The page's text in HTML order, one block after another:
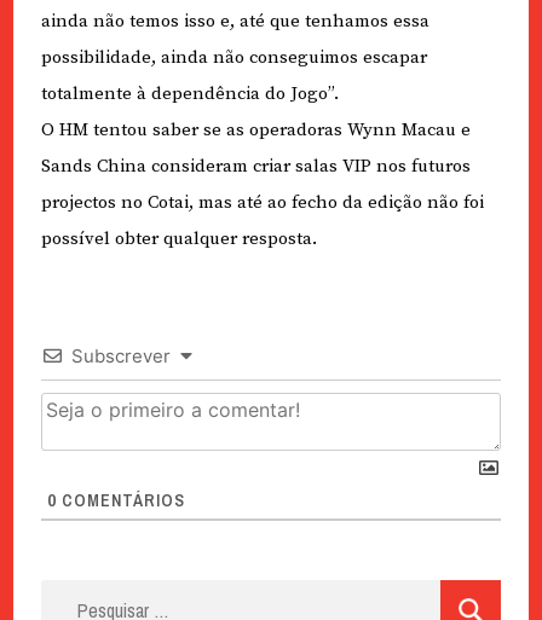
ainda não temos isso e, até que tenhamos essa
possibilidade, ainda não conseguimos escapar
totalmente à dependência do Jogo”.
O HM tentou saber se as operadoras Wynn Macau e
Sands China consideram criar salas VIP nos futuros
projectos no Cotai, mas até ao fecho da edição não foi
possível obter qualquer resposta.
Subscrever
0 COMENTÁRIOS